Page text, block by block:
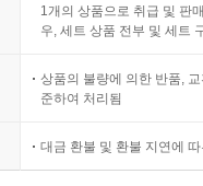
1개의 상품으로 취급 및 판
우, 세트 상품 전부 및 세트
상품의 불량에 의한 반품,
준하여 처리됨
대금 환불 및 환불 지연에